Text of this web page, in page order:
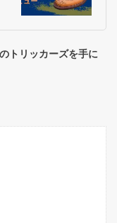
トリッカーズを手に